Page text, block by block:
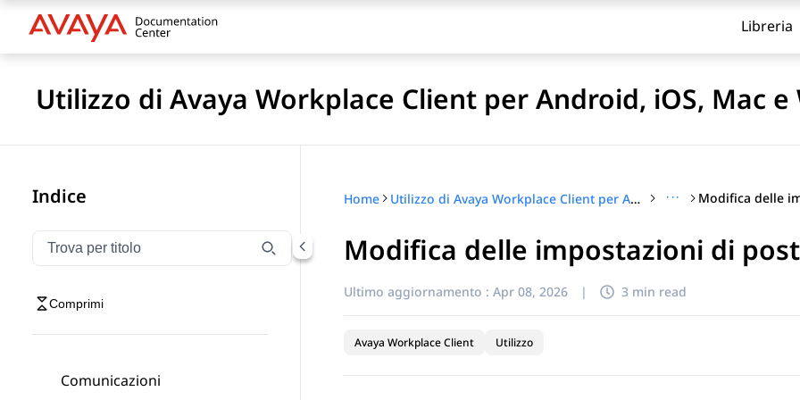
Libreria
Utilizzo di Avaya Workplace Client per Android, iOS, Mac e
Indice
Filtra la navigazione per titolo
Digitare per filtrare gli elementi di navigazione per titolo
Comprimi
Comunicazioni
Home Utilizzo di Avaya Workplace Client per Android, iOS, Mac e Windows ···
Modifica delle impostazioni di
Ultimo aggiornamento : Apr 08, 2026 | 3 min read
Avaya Workplace Client Utilizzo